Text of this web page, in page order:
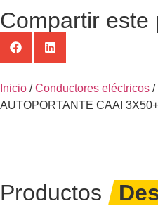
Compartir este
Inicio /Conductores eléctricos /
AUTOPORTANTE CAAI
Productos